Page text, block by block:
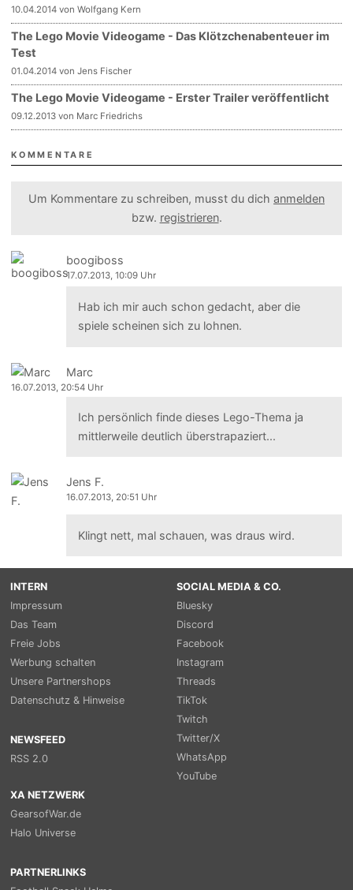
10.04.2014 von Wolfgang Kern
The Lego Movie Videogame - Das Klötzchenabenteuer im
Test
01.04.2014 von Jens Fischer
The Lego Movie Videogame - Erster Trailer veröffentlicht
09.12.2013 von Marc Friedrichs
KOMMENTARE
Um Kommentare zu schreiben, musst du dich anmelden
bzw. registrieren.
boogiboss
17.07.2013, 10:09 Uhr
Hab ich mir auch schon gedacht, aber die
spiele scheinen sich zu lohnen.
Marc
16.07.2013, 20:54 Uhr
Ich persönlich finde dieses Lego-Thema ja
mittlerweile deutlich überstrapaziert...
Jens F.
16.07.2013, 20:51 Uhr
Klingt nett, mal schauen, was draus wird.
INTERN
Impressum
Das Team
Freie Jobs
Werbung schalten
Unsere Partnershops
Datenschutz & Hinweise
NEWSFEED
RSS 2.0
SOCIAL MEDIA & CO.
Bluesky
Discord
Facebook
Instagram
Threads
TikTok
Twitch
Twitter/X
WhatsApp
YouTube
XA NETZWERK
GearsofWar.de
Halo Universe
PARTNERLINKS